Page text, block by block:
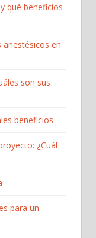
qué beneficios
anestésicos en
son sus
beneficios
¿Cuál
para un